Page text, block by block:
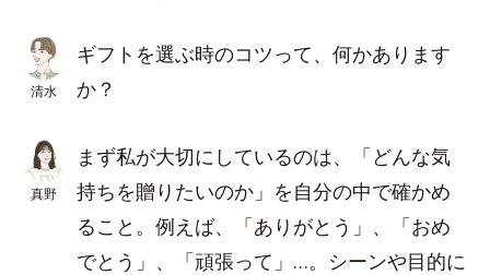
清水
ギフトを選ぶ時のコツって、何かあります
か？
真野
まず私が大切にしているのは、「どんな気
持ちを贈りたいのか」を自分の中で確かめ
ること。例えば、「ありがとう」、「おめ
でとう」、「頑張って」…。シーンや目的に